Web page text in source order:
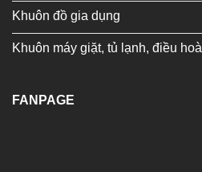
Khuôn đồ gia dụng
Khuôn máy giặt, tủ lạnh, điều hoà
FANPAGE